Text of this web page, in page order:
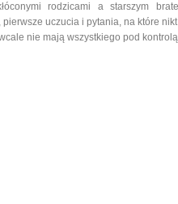
rodzicami a starszym
pierwsze uczucia i pytania, na które
nie mają wszystkiego pod